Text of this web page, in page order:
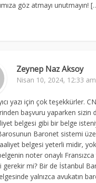
göz atmayı unutmayın!
Zeynep Naz Aksoy
Nisan 10, 2024, 12:33 am
yazı için çok teşekkürler.
başvuru yaparken sizin
belgesi gibi bir belge
Baronet sistemi
belgesi yeterli midir,
noter onaylı
gerekir mi? Bir de İstanbul
yalnızca avukatın